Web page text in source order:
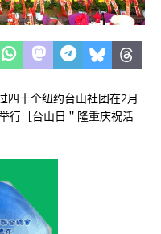
四十个纽约台山社团在2月
行［台山日＂隆重庆祝活